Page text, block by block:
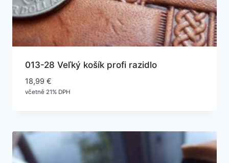
013-28 Veľký košík profi razidlo
18,99 €
včetně 21% DPH